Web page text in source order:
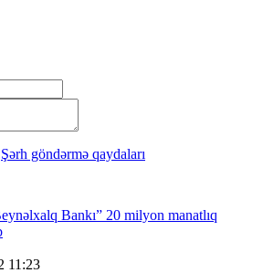
Şərh göndərmə qaydaları
11:23